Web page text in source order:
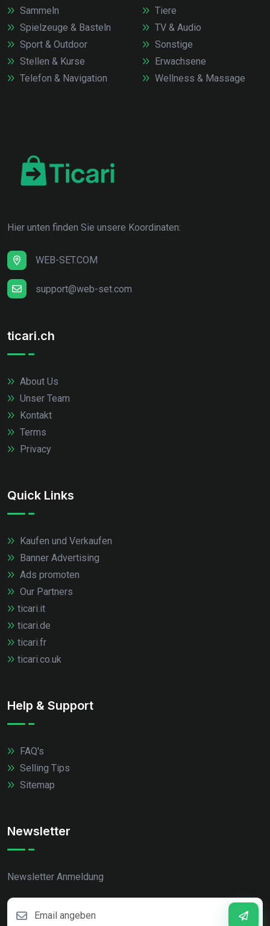
Sammeln
Spielzeuge & Basteln
Sport & Outdoor
Stellen & Kurse
Telefon & Navigation
Tiere
TV & Audio
Sonstige
Erwachsene
Wellness & Massage
Hier unten finden Sie unsere Koordinaten:
WEB-SET.COM
support@web-set.com
ticari.ch
About Us
Unser Team
Kontakt
Terms
Privacy
Quick Links
Kaufen und Verkaufen
Banner Advertising
Ads promoten
Our Partners
ticari.it
ticari.de
ticari.fr
ticari.co.uk
Help & Support
FAQ's
Selling Tips
Sitemap
Newsletter
Newsletter Anmeldung